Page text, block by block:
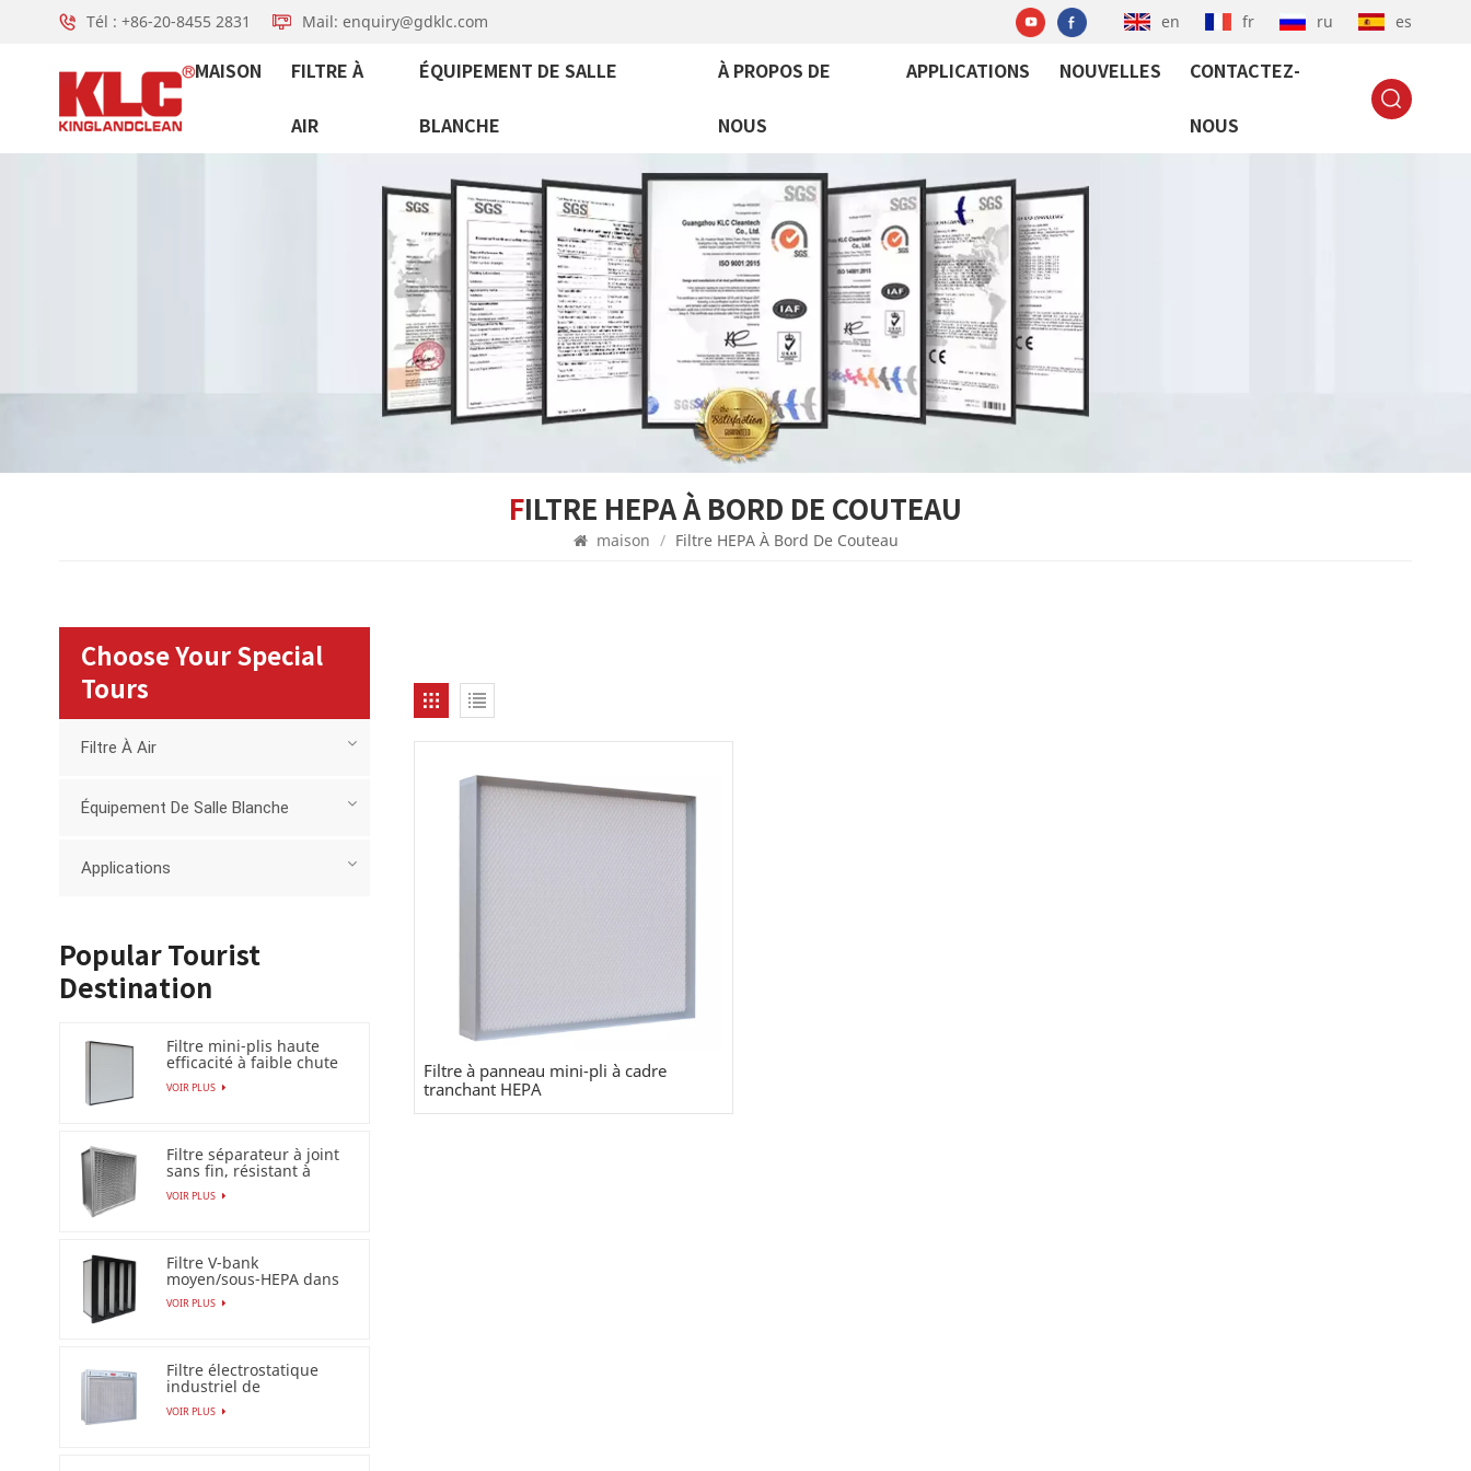
Tél : +86-20-8455 2831 Mail: enquiry@gdklc.com en fr ru es
MAISON FILTRE À
AIR
ÉQUIPEMENT DE SALLE
BLANCHE
À PROPOS DE
NOUS
APPLICATIONS NOUVELLES CONTACTEZ-
NOUS
FILTRE HEPA À BORD DE COUTEAU
maison / Filtre HEPA À Bord De Couteau
Filtre à panneau mini-pli à cadre
tranchant HEPA
Choose Your Special
Tours
Filtre À Air
Équipement De Salle Blanche
Applications
Popular Tourist
Destination
Filtre mini-plis haute
efficacité à faible chute
de pression (HEPA
/ULPA)
VOIR PLUS
Filtre séparateur à joint
sans fin, résistant à
l'humidité à 100 %
VOIR PLUS
Filtre V-bank
moyen/sous-HEPA dans
un cadre en plastique
VOIR PLUS
Filtre électrostatique
industriel de
précipitateur pour le
filtre à air Esp
VOIR PLUS